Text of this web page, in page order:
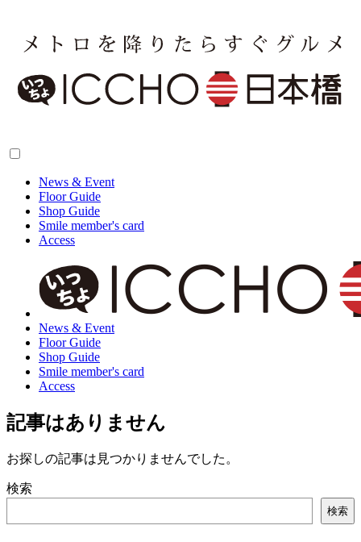
News & Event
Floor Guide
Shop Guide
Smile member's card
Access
News & Event
Floor Guide
Shop Guide
Smile member's card
Access
記事はありません
お探しの記事は見つかりませんでした。
検索
検索